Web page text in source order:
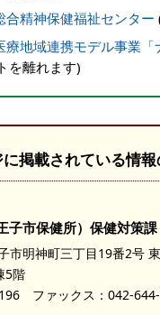
合精神保健福祉センター
地域連携モデル事業「
を離れます)
掲載されている情
子市保健所）保健対策
市明神町三丁目19番2号
5階
ファックス：042-